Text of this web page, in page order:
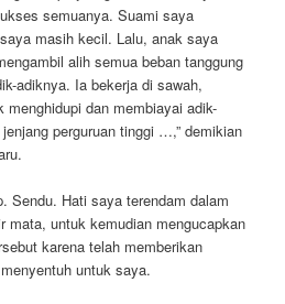
semuanya. Suami saya
masih kecil. Lalu, anak saya
alih semua beban tanggung
adiknya. Ia bekerja di sawah,
dan membiayai adik-
perguruan tinggi …,” demikian
Sendu. Hati saya terendam dalam
mata, untuk kemudian mengucapkan
karena telah memberikan
untuk saya.